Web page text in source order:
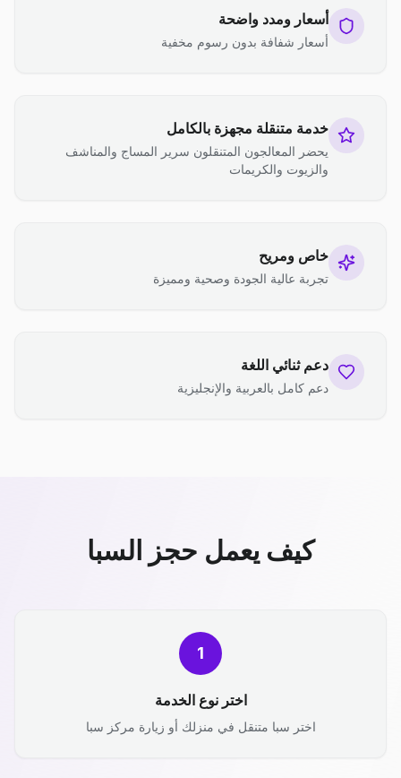
أسعار ومدد واضحة
أسعار شفافة بدون رسوم مخفية
خدمة متنقلة مجهزة بالكامل
يحضر المعالجون المتنقلون سرير المساج والمناشف
والزيوت والكريمات
خاص ومريح
تجربة عالية الجودة وصحية ومميزة
دعم ثنائي اللغة
دعم كامل بالعربية والإنجليزية
كيف يعمل حجز السبا
1
اختر نوع الخدمة
اختر سبا متنقل في منزلك أو زيارة مركز سبا